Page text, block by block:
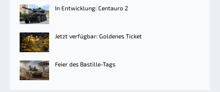
In Entwicklung: Centauro 2
Jetzt verfügbar: Goldenes Ticket
Feier des Bastille-Tags